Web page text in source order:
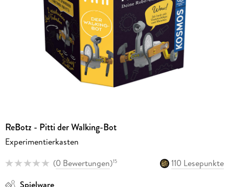
ReBotz - Pitti der Walking-Bot
Experimentierkasten
(0 Bewertungen)15
110 Lesepunkte
Spielware